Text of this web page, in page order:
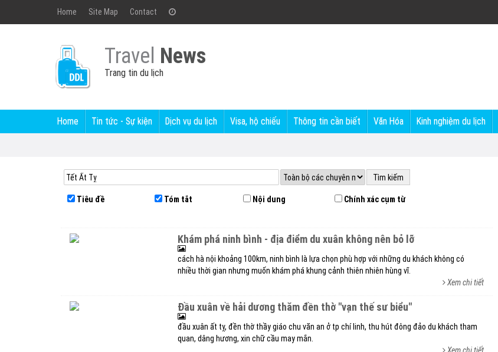
Home Site Map Contact
Travel News
Trang tin du lịch
Home Tin tức - Sự kiện Dịch vụ du lịch Visa, hộ chiếu Thông tin cần biết Văn Hóa Kinh nghiệm du lịch
Tiêu đề Tóm tắt Nội dung Chính xác cụm từ
khám phá ninh bình - địa điểm du xuân không nên bỏ lỡ
cách hà nội khoảng 100km, ninh bình là lựa chọn phù hợp với những du khách không có
nhiều thời gian nhưng muốn khám phá khung cảnh thiên nhiên hùng vĩ.
Xem chi tiết
đầu xuân về hải dương thăm đền thờ "vạn thế sư biểu"
đầu xuân ất tỵ, đền thờ thầy giáo chu văn an ở tp chí linh, thu hút đông đảo du khách tham
quan, dâng hương, xin chữ cầu may mắn.